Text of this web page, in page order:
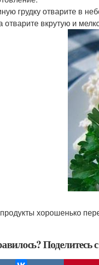
грудку отварите в
отварите вкрутую и
хорошенько
Поделитесь